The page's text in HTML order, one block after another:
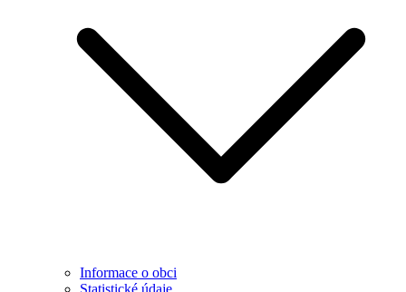
Informace o obci